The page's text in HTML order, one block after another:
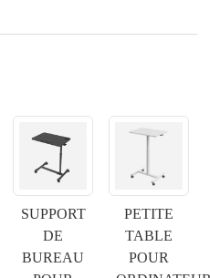
SUPPORT
DE
BUREAU
PETITE
TABLE
POUR